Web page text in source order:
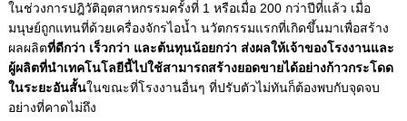
ในช่วงการปฎิวัติอุตสาหกรรมครั้งที่ 1 หรือเมื่อ 200 กว่าปีที่แล้ว เมื่อ
มนุษย์ถูกแทนที่ด้วยเครื่องจักรไอน้ำ นวัตกรรมแรกที่เกิดขึ้นมาเพื่อสร้าง
ผลผลิตที่ดีกว่า เร็วกว่า และต้นทุนน้อยกว่า ส่งผลให้เจ้าของโรงงานและ
ผู้ผลิตที่นำเทคโนโลยีนี้ไปใช้สามารถสร้างยอดขายได้อย่างก้าวกระโดด
ในระยะอันสั้นในขณะที่โรงงานอื่นๆ ที่ปรับตัวไม่ทันก็ต้องพบกับจุดจบ
อย่างที่คาดไม่ถึง